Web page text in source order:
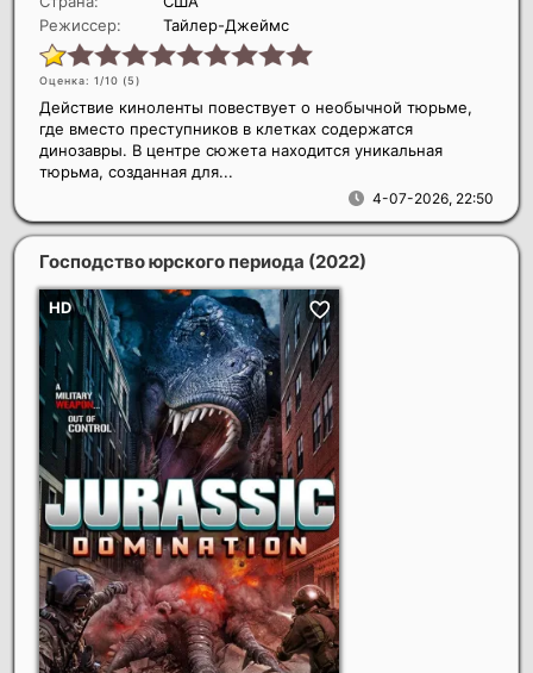
Режиссер:
Тайлер-Джеймс
Оценка: 1/10 (5)
4-07-2026, 22:50
Действие киноленты повествует о необычной тюрьме,
где вместо преступников в клетках содержатся
динозавры. В центре сюжета находится уникальная
тюрьма, созданная для...
Господство юрского периода (2022)